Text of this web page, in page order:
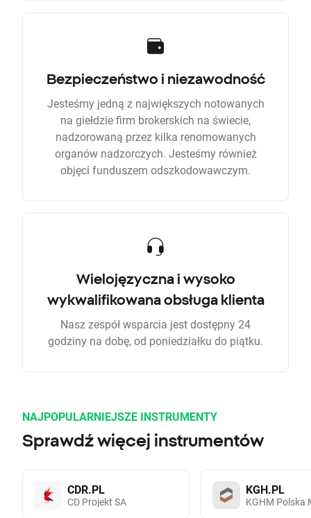
Bezpieczeństwo i niezawodność
Jesteśmy jedną z największych notowanych
na giełdzie firm brokerskich na świecie,
nadzorowaną przez kilka renomowanych
organów nadzorczych. Jesteśmy również
objęci funduszem odszkodowawczym.
Wielojęzyczna i wysoko
wykwalifikowana obsługa klienta
Nasz zespół wsparcia jest dostępny 24
godziny na dobę, od poniedziałku do piątku.
NAJPOPULARNIEJSZE INSTRUMENTY
Sprawdź więcej instrumentów
CDR.PL
CD Projekt SA
KGH.PL
KGHM Polska